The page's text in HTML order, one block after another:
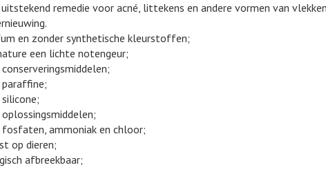
remedie voor acné, littekens en andere vormen van
en zonder synthetische kleurstoffen;
een lichte notengeur;
ammoniak en chloor;
op dieren;
afbreekbaar;